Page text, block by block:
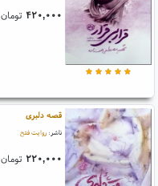
۴۲۰,۰۰۰ تومان
قصه دلبری
ناشر: روایت فتح
۲۲۰,۰۰۰ تومان